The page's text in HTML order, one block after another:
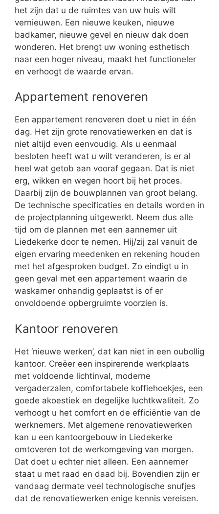
het zijn dat u de ruimtes van uw huis wilt
vernieuwen. Een nieuwe keuken, nieuwe
badkamer, nieuwe gevel en nieuw dak doen
wonderen. Het brengt uw woning esthetisch
naar een hoger niveau, maakt het functioneler
en verhoogt de waarde ervan.
Appartement renoveren
Een appartement renoveren doet u niet in één
dag. Het zijn grote renovatiewerken en dat is
niet altijd even eenvoudig. Als u eenmaal
besloten heeft wat u wilt veranderen, is er al
heel wat getob aan vooraf gegaan. Dat is niet
erg, wikken en wegen hoort bij het proces.
Daarbij zijn de bouwplannen van groot belang.
De technische specificaties en details worden in
de projectplanning uitgewerkt. Neem dus alle
tijd om de plannen met een aannemer uit
Liedekerke door te nemen. Hij/zij zal vanuit de
eigen ervaring meedenken en rekening houden
met het afgesproken budget. Zo eindigt u in
geen geval met een appartement waarin de
waskamer onhandig geplaatst is of er
onvoldoende opbergruimte voorzien is.
Kantoor renoveren
Het ‘nieuwe werken’, dat kan niet in een oubollig
kantoor. Creëer een inspirerende werkplaats
met voldoende lichtinval, moderne
vergaderzalen, comfortabele koffiehoekjes, een
goede akoestiek en degelijke luchtkwaliteit. Zo
verhoogt u het comfort en de efficiëntie van de
werknemers. Met algemene renovatiewerken
kan u een kantoorgebouw in Liedekerke
omtoveren tot de werkomgeving van morgen.
Dat doet u echter niet alleen. Een aannemer
staat u met raad en daad bij. Bovendien zijn er
vandaag dermate veel technologische snufjes
dat de renovatiewerken enige kennis vereisen.